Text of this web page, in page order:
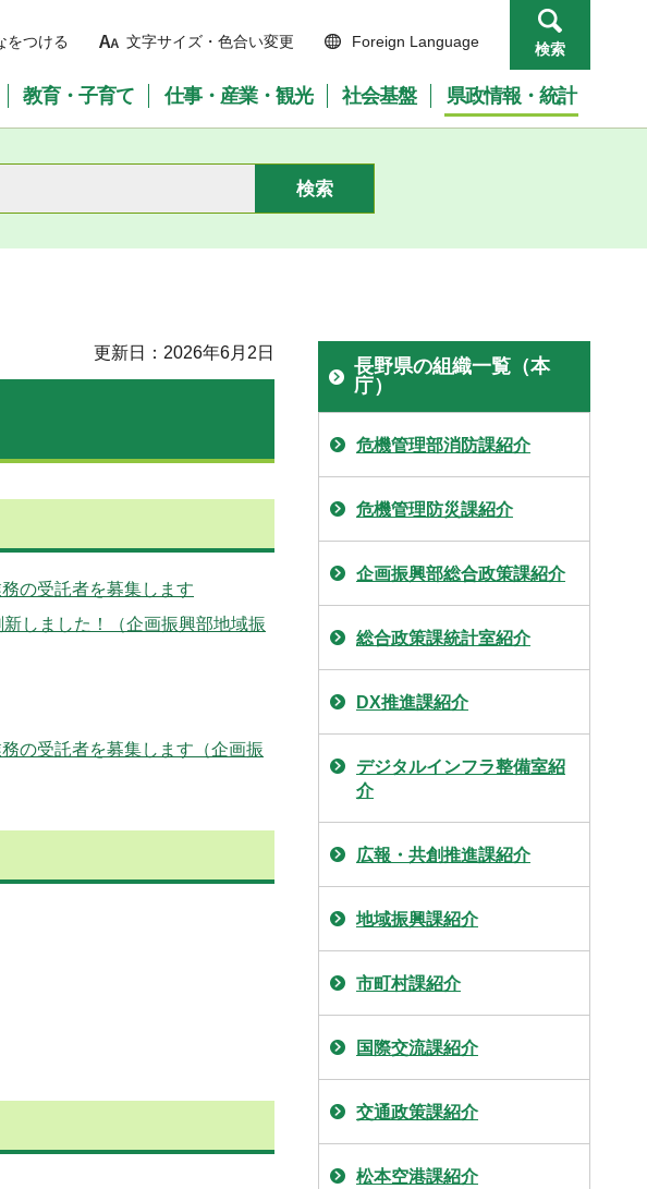
をつける 文字サイズ・色合い変更 Foreign Language 検索
教育・子育て 仕事・産業・観光 社会基盤 県政情報・統計
更新日：2026年6月2日
の受託者を募集します
しました！（企画振興部地域振
の受託者を募集します（企画振
長野県の組織一覧（本
庁）
危機管理部消防課紹介
危機管理防災課紹介
企画振興部総合政策課紹介
総合政策課統計室紹介
DX推進課紹介
デジタルインフラ整備室紹
介
広報・共創推進課紹介
地域振興課紹介
市町村課紹介
国際交流課紹介
交通政策課紹介
松本空港課紹介